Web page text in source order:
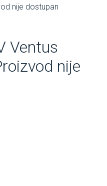
nije dostupan
Ventus
nije